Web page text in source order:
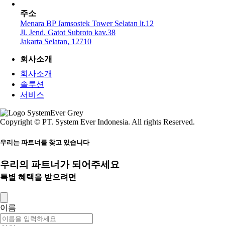
주소
Menara BP Jamsostek Tower Selatan lt.12
Jl. Jend. Gatot Subroto kav.38
Jakarta Selatan, 12710
회사소개
회사소개
솔루션
서비스
Copyright © PT. System Ever Indonesia. All rights Reserved.
우리는 파트너를 찾고 있습니다
우리의 파트너가 되어주세요
특별 혜택을 받으려면
이름